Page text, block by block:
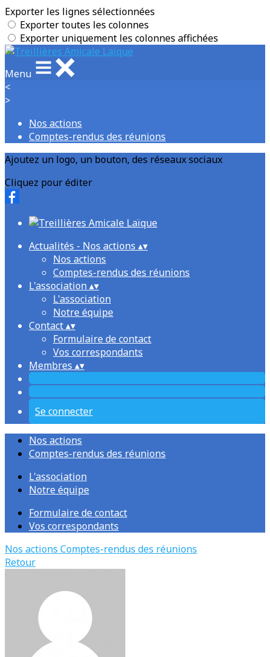
Exporter les lignes sélectionnées
Exporter toutes les colonnes
Exporter uniquement les colonnes affichées
Menu
<
>
Nos actions
Comptes-rendus des réunions
Ajoutez un logo, un bouton, des réseaux sociaux
Cliquez pour éditer
Actualités - Nos actions ▴▾
Nos actions
Comptes-rendus des réunions
L'association▴▾
L'association
Notre équipe
Contact▴▾
Formulaire de contact
Vos correspondants
Membres ▴▾
Se connecter
Nos actions
Comptes-rendus des réunions
L'association
Notre équipe
Formulaire de contact
Vos correspondants
Nos actions Comptes-rendus des réunions
Retour